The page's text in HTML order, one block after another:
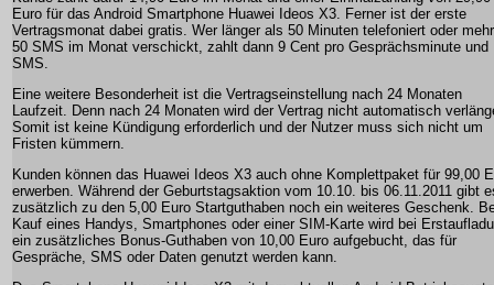
Euro für das Android Smartphone Huawei Ideos X3. Ferner ist der erste
Vertragsmonat dabei gratis. Wer länger als 50 Minuten telefoniert oder
50 SMS im Monat verschickt, zahlt dann 9 Cent pro Gesprächsminute und
SMS.
Eine weitere Besonderheit ist die Vertragseinstellung nach 24 Monaten
Laufzeit. Denn nach 24 Monaten wird der Vertrag nicht automatisch
Somit ist keine Kündigung erforderlich und der Nutzer muss sich nicht um
Fristen kümmern.
Kunden können das Huawei Ideos X3 auch ohne Komplettpaket für 99,00
erwerben. Während der Geburtstagsaktion vom 10.10. bis 06.11.2011 gibt
zusätzlich zu den 5,00 Euro Startguthaben noch ein weiteres Geschenk.
Kauf eines Handys, Smartphones oder einer SIM-Karte wird bei
ein zusätzliches Bonus-Guthaben von 10,00 Euro aufgebucht, das für
Gespräche, SMS oder Daten genutzt werden kann.